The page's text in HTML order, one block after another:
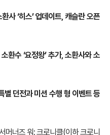
사 ‘히스’ 업데이트, 캐슬란 오픈
환수 ‘요정왕’ 추가, 소환사와 소
별 던전과 미션 수행 형 이벤트 등
머너즈 워: 크로니클(이하 크로니